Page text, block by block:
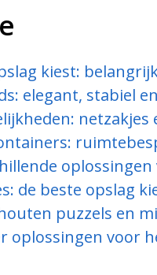
kiest:
elegant, stabiel
de beste opslag
puzzels en
oplossingen voor